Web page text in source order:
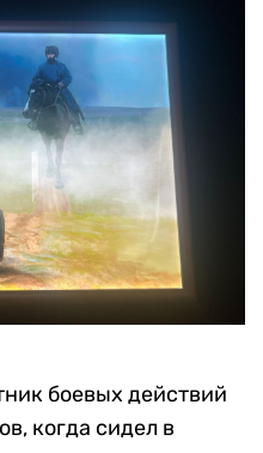
и четвертый зал. В
экран, на котором
об СВО. В этом
центральная
сказать больше —
зал озаряет лик
«Окопный спас».